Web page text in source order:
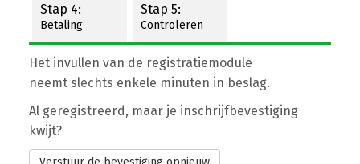
Stap 4:
Betaling
Stap 5:
Controleren
Het invullen van de registratiemodule
neemt slechts enkele minuten in beslag.
Al geregistreerd, maar je inschrijfbevestiging
kwijt?